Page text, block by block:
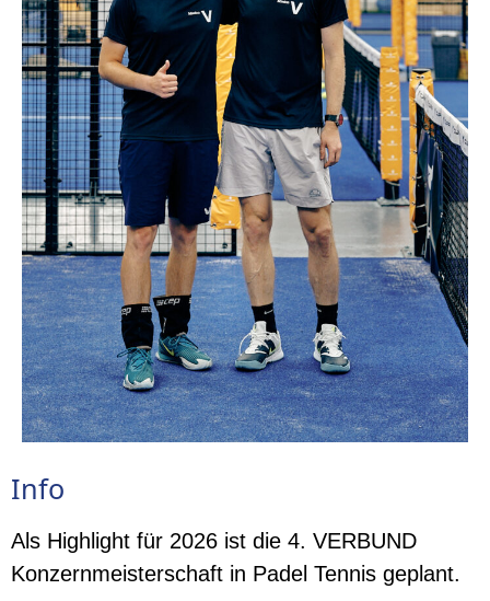
Info
Als Highlight für 2026 ist die 4. VERBUND
Konzernmeisterschaft in Padel Tennis geplant.